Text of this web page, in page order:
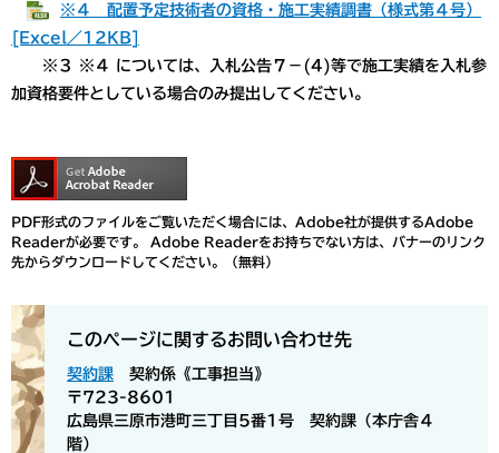
※４ 配置予定技術者の資格・施工実績調書（様式第４号）
[Excel／12KB]
※３ ※４ については、入札公告７－(4)等で施工実績を入札参
加資格要件としている場合のみ提出してください。
PDF形式のファイルをご覧いただく場合には、Adobe社が提供するAdobe
Readerが必要です。
Adobe Readerをお持ちでない方は、バナーのリンク
先からダウンロードしてください。（無料）
このページに関するお問い合わせ先
契約課
契約係《工事担当》
〒723-8601
広島県三原市港町三丁目5番1号 契約課（本庁舎４
階）